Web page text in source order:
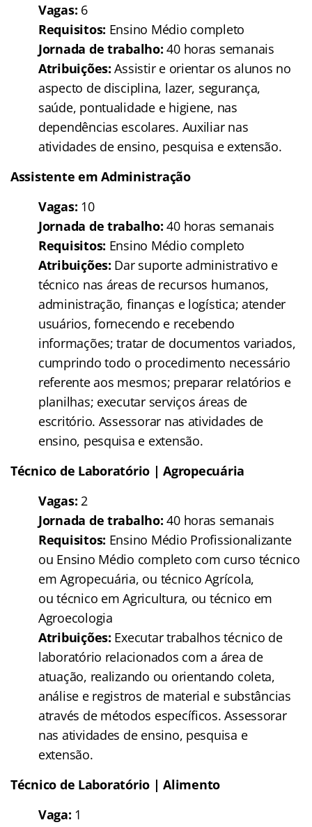
Vagas: 6
Requisitos: Ensino Médio completo
Jornada de trabalho: 40 horas semanais
Atribuições: Assistir e orientar os alunos no
aspecto de disciplina, lazer, segurança,
saúde, pontualidade e higiene, nas
dependências escolares. Auxiliar nas
atividades de ensino, pesquisa e extensão.
Assistente em Administração
Vagas: 10
Jornada de trabalho: 40 horas semanais
Requisitos: Ensino Médio completo
Atribuições: Dar suporte administrativo e
técnico nas áreas de recursos humanos,
administração, finanças e logística; atender
usuários, fornecendo e recebendo
informações; tratar de documentos variados,
cumprindo todo o procedimento necessário
referente aos mesmos; preparar relatórios e
planilhas; executar serviços áreas de
escritório. Assessorar nas atividades de
ensino, pesquisa e extensão.
Técnico de Laboratório | Agropecuária
Vagas: 2
Jornada de trabalho: 40 horas semanais
Requisitos: Ensino Médio Profissionalizante
ou Ensino Médio completo com curso técnico
em Agropecuária, ou técnico Agrícola,
ou técnico em Agricultura, ou técnico em
Agroecologia
Atribuições: Executar trabalhos técnico de
laboratório relacionados com a área de
atuação, realizando ou orientando coleta,
análise e registros de material e substâncias
através de métodos específicos. Assessorar
nas atividades de ensino, pesquisa e
extensão.
Técnico de Laboratório | Alimento
Vaga: 1